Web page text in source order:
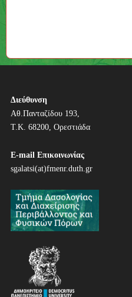
Διεύθυνση
Αθ.Πανταζίδου 193,
Τ.Κ. 68200, Ορεστιάδα
E-mail Επικοινωνίας
sgalatsi(at)fmenr.duth.gr